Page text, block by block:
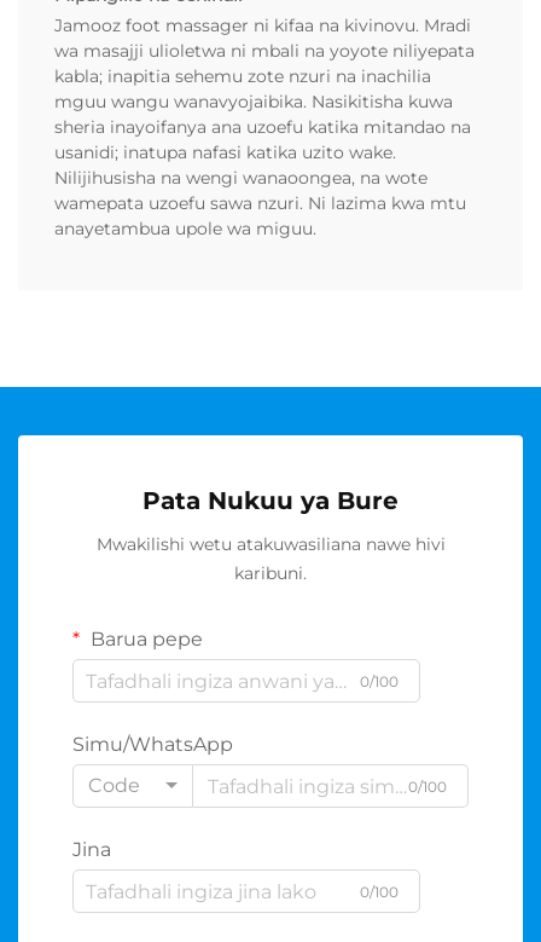
Jamooz foot massager ni kifaa na kivinovu. Mradi
wa masajji ulioletwa ni mbali na yoyote niliyepata
kabla; inapitia sehemu zote nzuri na inachilia
mguu wangu wanavyojaibika. Nasikitisha kuwa
sheria inayoifanya ana uzoefu katika mitandao na
usanidi; inatupa nafasi katika uzito wake.
Nilijihusisha na wengi wanaoongea, na wote
wamepata uzoefu sawa nzuri. Ni lazima kwa mtu
anayetambua upole wa miguu.
Pata Nukuu ya Bure
Mwakilishi wetu atakuwasiliana nawe hivi
karibuni.
Barua pepe
0/100
Simu/WhatsApp
Code
0/100
Jina
0/100